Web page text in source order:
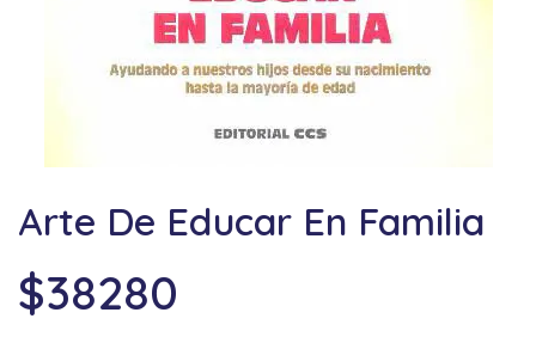
Arte De Educar En Familia
$38280